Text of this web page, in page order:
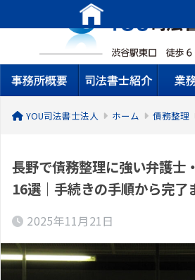
YOU司法書士法人 ホーム 債務整理
長野で債務整理に強い弁護士
16選｜手続きの手順から完了
2025年11月21日